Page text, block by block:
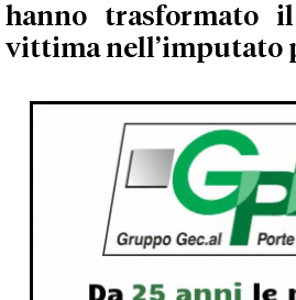
hanno trasformato
vittima nell’imputato